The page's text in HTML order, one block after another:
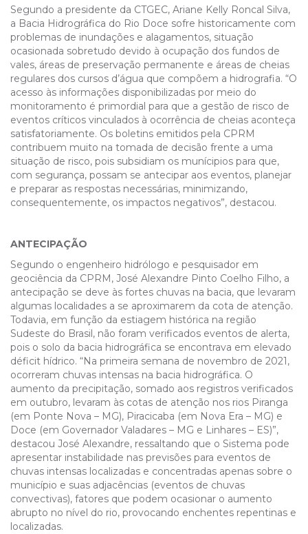
Segundo a presidente da CTGEC, Ariane Kelly Roncal Silva,
a Bacia Hidrográfica do Rio Doce sofre historicamente com
problemas de inundações e alagamentos, situação
ocasionada sobretudo devido à ocupação dos fundos de
vales, áreas de preservação permanente e áreas de cheias
regulares dos cursos d’água que compõem a hidrografia. “O
acesso às informações disponibilizadas por meio do
monitoramento é primordial para que a gestão de risco de
eventos críticos vinculados à ocorrência de cheias aconteça
satisfatoriamente. Os boletins emitidos pela CPRM
contribuem muito na tomada de decisão frente a uma
situação de risco, pois subsidiam os munícipios para que,
com segurança, possam se antecipar aos eventos, planejar
e preparar as respostas necessárias, minimizando,
consequentemente, os impactos negativos”, destacou.
ANTECIPAÇÃO
Segundo o engenheiro hidrólogo e pesquisador em
geociência da CPRM, José Alexandre Pinto Coelho Filho, a
antecipação se deve às fortes chuvas na bacia, que levaram
algumas localidades a se aproximarem da cota de atenção.
Todavia, em função da estiagem histórica na região
Sudeste do Brasil, não foram verificados eventos de alerta,
pois o solo da bacia hidrográfica se encontrava em elevado
déficit hídrico. “Na primeira semana de novembro de 2021,
ocorreram chuvas intensas na bacia hidrográfica. O
aumento da precipitação, somado aos registros verificados
em outubro, levaram às cotas de atenção nos rios Piranga
(em Ponte Nova – MG), Piracicaba (em Nova Era – MG) e
Doce (em Governador Valadares – MG e Linhares – ES)”,
destacou José Alexandre, ressaltando que o Sistema pode
apresentar instabilidade nas previsões para eventos de
chuvas intensas localizadas e concentradas apenas sobre o
município e suas adjacências (eventos de chuvas
convectivas), fatores que podem ocasionar o aumento
abrupto no nível do rio, provocando enchentes repentinas e
localizadas.